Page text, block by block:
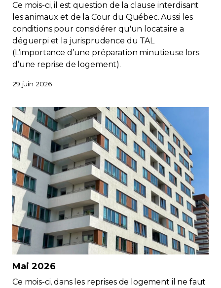
Ce mois-ci, il est question de la clause interdisant
les animaux et de la Cour du Québec. Aussi les
conditions pour considérer qu'un locataire a
déguerpi et la jurisprudence du TAL
(L’importance d’une préparation minutieuse lors
d’une reprise de logement).
29 juin 2026
Mai 2026
Ce mois-ci, dans les reprises de logement il ne faut